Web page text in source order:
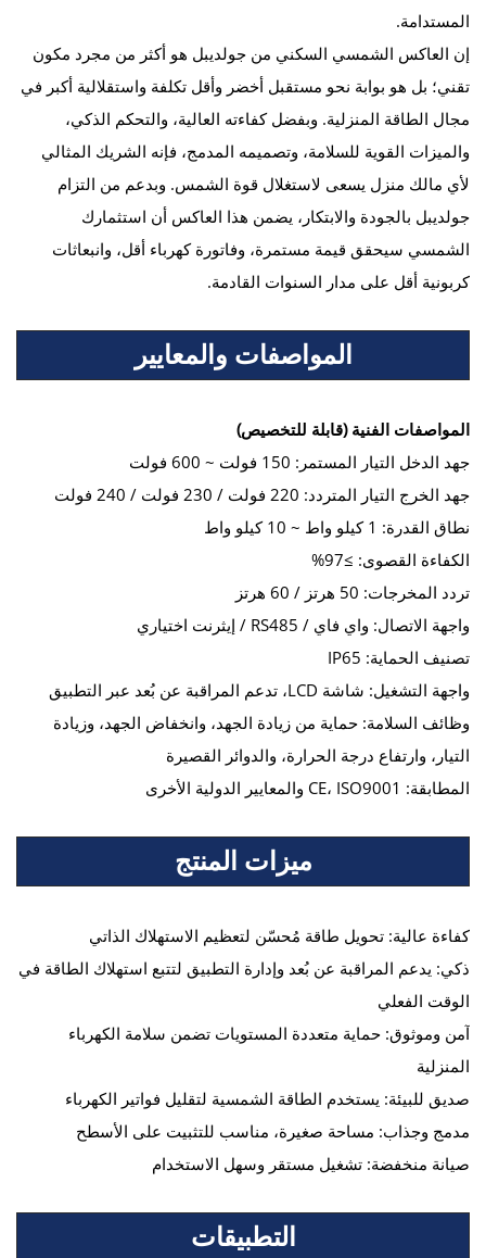
المستدامة.
إن العاكس الشمسي السكني من جولديبل هو أكثر من مجرد مكون
تقني؛ بل هو بوابة نحو مستقبل أخضر وأقل تكلفة واستقلالية أكبر في
مجال الطاقة المنزلية. وبفضل كفاءته العالية، والتحكم الذكي،
والميزات القوية للسلامة، وتصميمه المدمج، فإنه الشريك المثالي
لأي مالك منزل يسعى لاستغلال قوة الشمس. وبدعم من التزام
جولديبل بالجودة والابتكار، يضمن هذا العاكس أن استثمارك
الشمسي سيحقق قيمة مستمرة، وفاتورة كهرباء أقل، وانبعاثات
كربونية أقل على مدار السنوات القادمة.
المواصفات والمعايير
المواصفات الفنية (قابلة للتخصيص)
جهد الدخل التيار المستمر: 150 فولت ~ 600 فولت
جهد الخرج التيار المتردد: 220 فولت / 230 فولت / 240 فولت
نطاق القدرة: 1 كيلو واط ~ 10 كيلو واط
الكفاءة القصوى: ≥97%
تردد المخرجات: 50 هرتز / 60 هرتز
واجهة الاتصال: واي فاي / RS485 / إيثرنت اختياري
تصنيف الحماية: IP65
واجهة التشغيل: شاشة LCD، تدعم المراقبة عن بُعد عبر التطبيق
وظائف السلامة: حماية من زيادة الجهد، وانخفاض الجهد، وزيادة
التيار، وارتفاع درجة الحرارة، والدوائر القصيرة
المطابقة: CE، ISO9001 والمعايير الدولية الأخرى
ميزات المنتج
كفاءة عالية: تحويل طاقة مُحسّن لتعظيم الاستهلاك الذاتي
ذكي: يدعم المراقبة عن بُعد وإدارة التطبيق لتتبع استهلاك الطاقة في
الوقت الفعلي
آمن وموثوق: حماية متعددة المستويات تضمن سلامة الكهرباء
المنزلية
صديق للبيئة: يستخدم الطاقة الشمسية لتقليل فواتير الكهرباء
مدمج وجذاب: مساحة صغيرة، مناسب للتثبيت على الأسطح
صيانة منخفضة: تشغيل مستقر وسهل الاستخدام
التطبيقات